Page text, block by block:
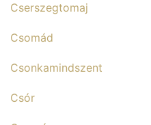
Cserszegtomaj
Csomád
Csonkamindszent
Csór